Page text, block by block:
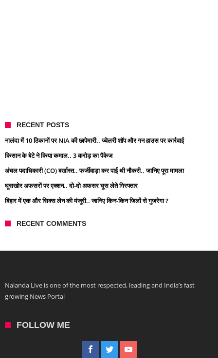
RECENT POSTS
नालंदा में 10 ठिकानों पर NIA की छापेमारी.. ज्वेलरी शॉप और गन हाउस पर कार्रवाई
किसान के बेटे ने किया कमाल.. 3 करोड़ का पैकेज
अंचल पदाधिकारी (CO) बर्खास्त.. फर्जीवाड़ा कर पाई थी नौकरी.. जानिए पूरा मामला
घूसखोर अफसरों पर एक्शन.. दो-दो अफसर घूस लेते गिरफ्तार
बिहार में एक और सिक्स लेन की मंजूरी.. जानिए किन-किन जिलों से गुजरेगा ?
RECENT COMMENTS
Nalanda Live is one of the most respected, leading and India’s fast
growing News Portal
FOLLOW ME